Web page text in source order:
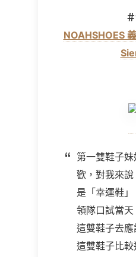
NOAHSHOES
第一雙鞋子
歡，對我來
是「幸運鞋
領隊口試當
這雙鞋子去
這雙鞋子比較